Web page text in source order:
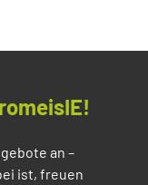
an –
ist, freuen